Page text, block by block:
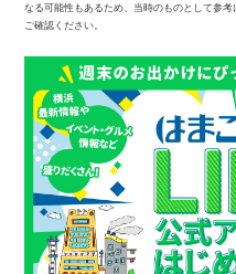
なる可能性もあるため、当時のものとして参
ご確認ください。